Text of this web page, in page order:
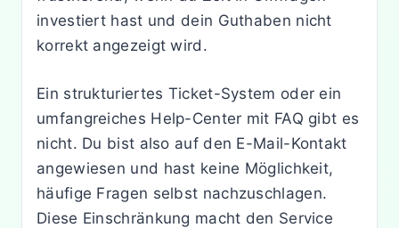
investiert hast und dein Guthaben nicht
korrekt angezeigt wird.
Ein strukturiertes Ticket-System oder ein
umfangreiches Help-Center mit FAQ gibt es
nicht. Du bist also auf den E-Mail-Kontakt
angewiesen und hast keine Möglichkeit,
häufige Fragen selbst nachzuschlagen.
Diese Einschränkung macht den Service